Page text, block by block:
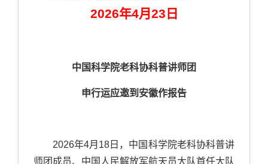
2026年4月23日
中国科学院老科协科普讲师团
申行运应邀到安徽作报告
2026年4月18日，中国科学院老科协科普讲
师团成员、中国人民解放军航天员大队首任大队